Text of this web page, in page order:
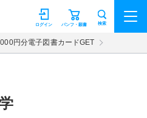
パンフ・願書
ログイン 検索
円分電子図書カードGET